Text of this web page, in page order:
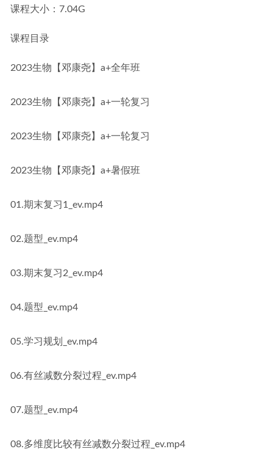
课程大小：7.04G
课程目录
2023生物【邓康尧】a+全年班
2023生物【邓康尧】a+一轮复习
2023生物【邓康尧】a+一轮复习
2023生物【邓康尧】a+暑假班
01.期末复习1_ev.mp4
02.题型_ev.mp4
03.期末复习2_ev.mp4
04.题型_ev.mp4
05.学习规划_ev.mp4
06.有丝减数分裂过程_ev.mp4
07.题型_ev.mp4
08.多维度比较有丝减数分裂过程_ev.mp4